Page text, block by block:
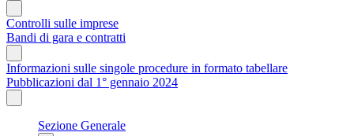
Controlli sulle imprese
Bandi di gara e contratti
Informazioni sulle singole procedure in formato tabellare
Pubblicazioni dal 1° gennaio 2024
Sezione Generale